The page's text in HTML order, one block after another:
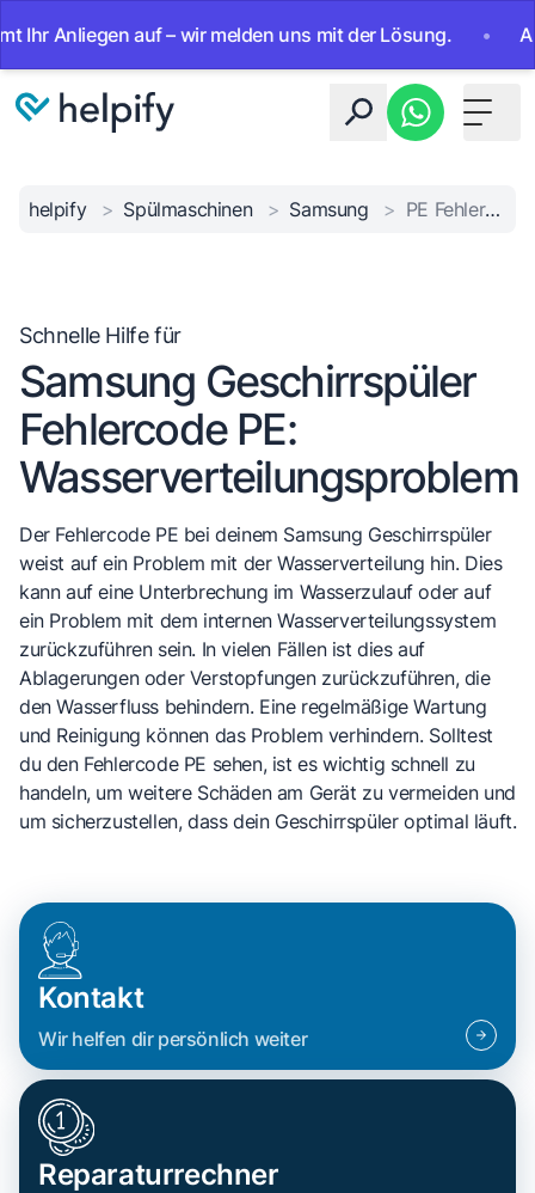
auf – wir melden uns mit der Lösung. • Ab
Toggle
helpify > Spülmaschinen > Samsung > PE Fehlercode Behebung
Schnelle Hilfe für
Samsung Geschirrspüler
Fehlercode PE:
Wasserverteilungsproblem
Der Fehlercode PE bei deinem Samsung Geschirrspüler
weist auf ein Problem mit der Wasserverteilung hin. Dies
kann auf eine Unterbrechung im Wasserzulauf oder auf
ein Problem mit dem internen Wasserverteilungssystem
zurückzuführen sein. In vielen Fällen ist dies auf
Ablagerungen oder Verstopfungen zurückzuführen, die
den Wasserfluss behindern. Eine regelmäßige Wartung
und Reinigung können das Problem verhindern. Solltest
du den Fehlercode PE sehen, ist es wichtig schnell zu
handeln, um weitere Schäden am Gerät zu vermeiden und
um sicherzustellen, dass dein Geschirrspüler optimal läuft.
Kontakt
Wir helfen dir persönlich weiter
Reparaturrechner